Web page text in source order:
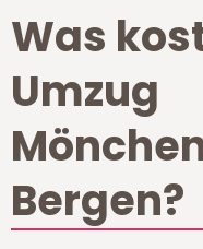
Was
Umzug
Bergen?